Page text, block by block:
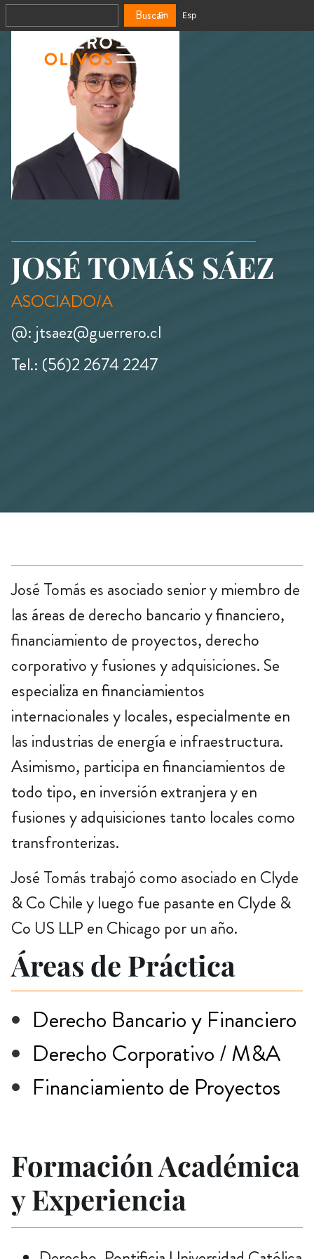
Buscar
En Esp
JOSÉ TOMÁS SÁEZ
ASOCIADO/A
@: jtsaez@guerrero.cl
Tel.: (56)2 2674 2247
Áreas de Práctica
Derecho Bancario y Financiero
Derecho Corporativo / M&A
Financiamiento de Proyectos
Formación Académica
y Experiencia
José Tomás es asociado senior y miembro de
las áreas de derecho bancario y financiero,
financiamiento de proyectos, derecho
corporativo y fusiones y adquisiciones. Se
especializa en financiamientos
internacionales y locales, especialmente en
las industrias de energía e infraestructura.
Asimismo, participa en financiamientos de
todo tipo, en inversión extranjera y en
fusiones y adquisiciones tanto locales como
transfronterizas.
José Tomás trabajó como asociado en Clyde
& Co Chile y luego fue pasante en Clyde &
Co US LLP en Chicago por un año.